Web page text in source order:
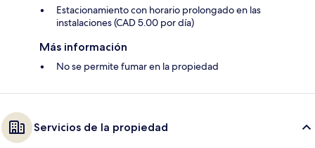
Estacionamiento con horario prolongado en las
instalaciones (CAD 5.00 por día)
Más información
No se permite fumar en la propiedad
Servicios de la propiedad